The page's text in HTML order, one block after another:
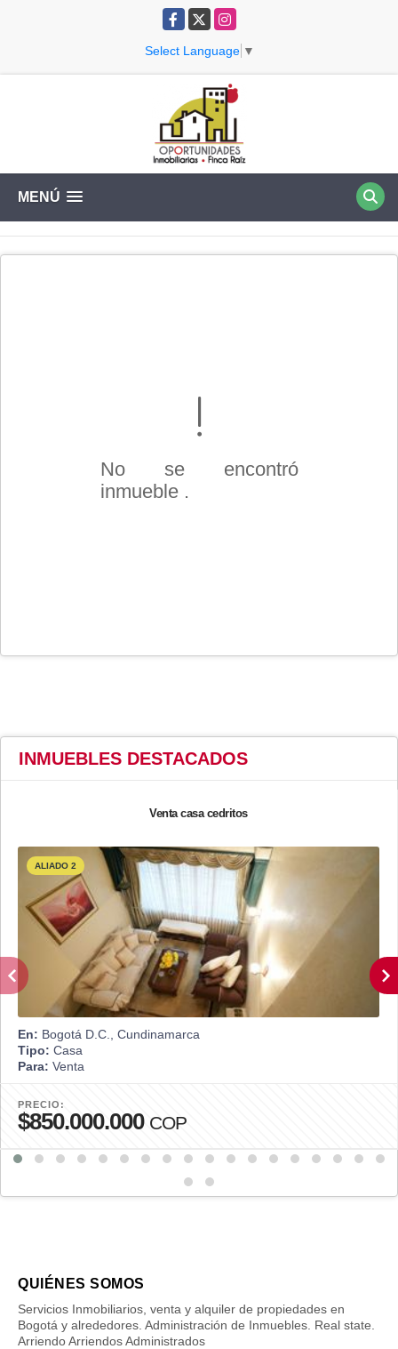
Facebook
X Instagram
Select Language ▼
MENÚ
No se encontró
inmueble .
INMUEBLES DESTACADOS
Venta casa cedritos
ALIADO 2
En: Bogotá D.C., Cundinamarca
Tipo: Casa
Para: Venta
PRECIO:
$850.000.000 COP
QUIÉNES SOMOS
Servicios Inmobiliarios, venta y alquiler de propiedades en
Bogotá y alrededores. Administración de Inmuebles. Real state.
Arriendo Arriendos Administrados